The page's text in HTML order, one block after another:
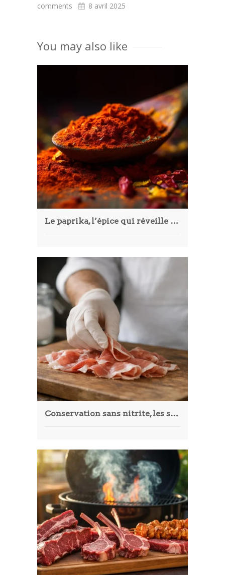
comments
8 avril 2025
You may also like
Le paprika, l’épice qui réveille vos plats : variétés, usages et astuces
Conservation sans nitrite, les secrets des charcuteries modernes